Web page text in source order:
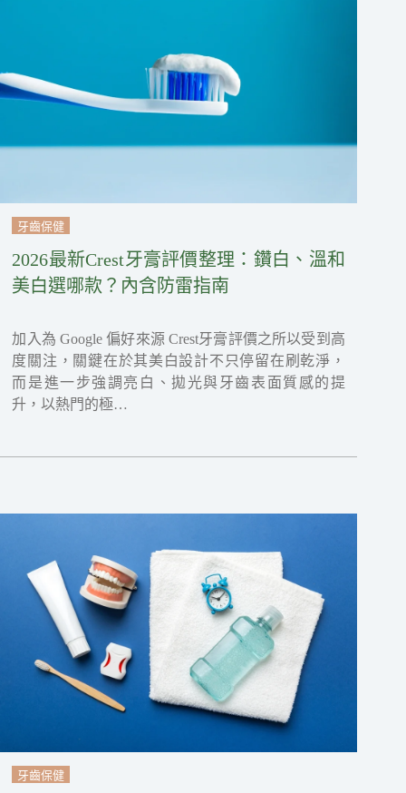
牙齒保健
2026最新Crest牙膏評價整理：鑽白、溫和
美白選哪款？內含防雷指南
加入為 Google 偏好來源 Crest牙膏評價之所以受到高
度關注，關鍵在於其美白設計不只停留在刷乾淨，
而是進一步強調亮白、拋光與牙齒表面質感的提
升，以熱門的極…
牙齒保健